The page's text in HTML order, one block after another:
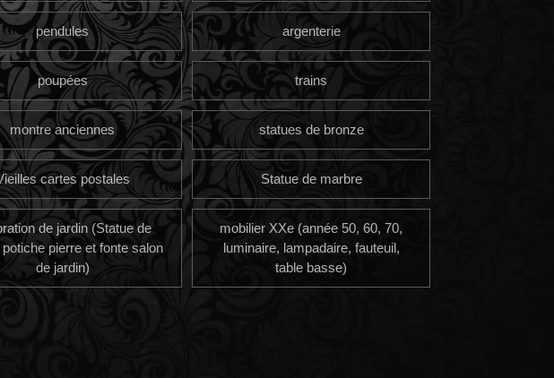
pendules argenterie
poupées trains
montre anciennes statues de bronze
cartes postales Statue de marbre
de jardin (Statue de
potiche pierre et fonte salon
de jardin)
mobilier XXe (année 50, 60, 70,
luminaire, lampadaire, fauteuil,
table basse)